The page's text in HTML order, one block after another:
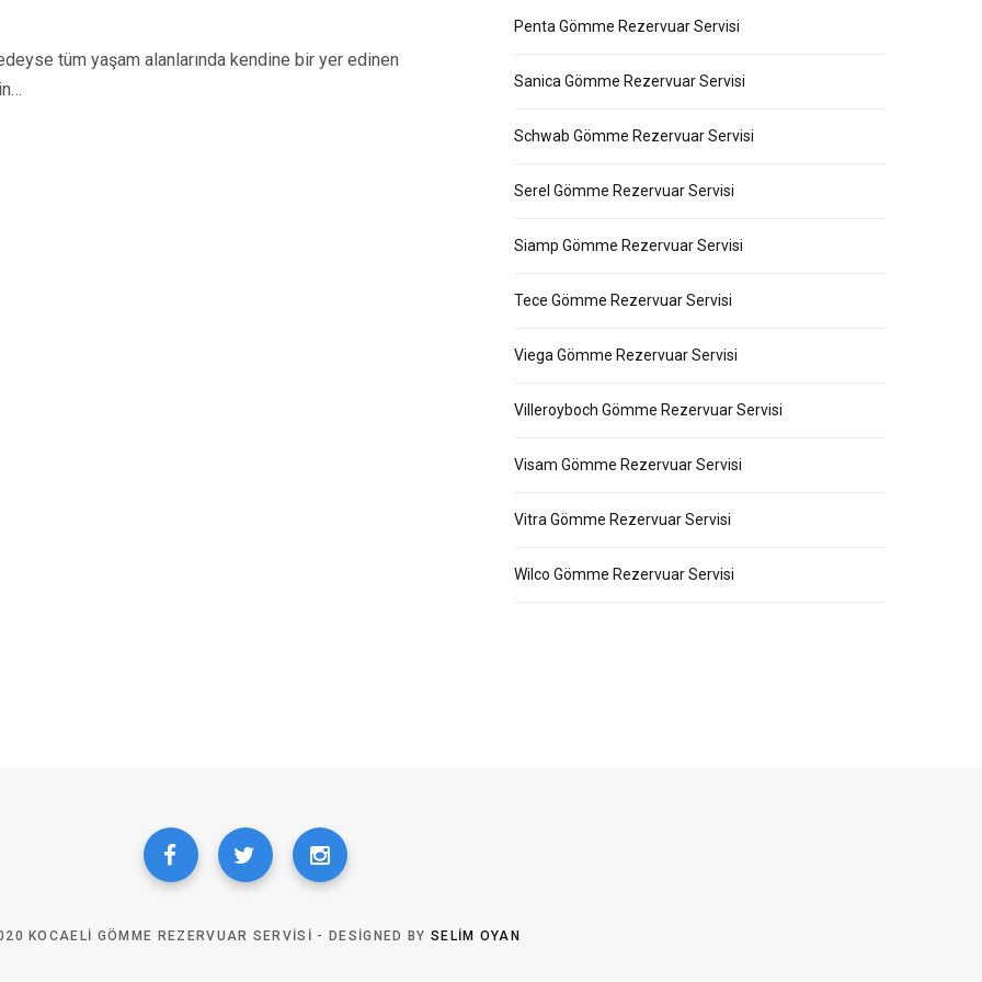
tüm yaşam alanlarında kendine bir yer edinen
Penta Gömme Rezervuar Servisi
Sanica Gömme Rezervuar Servisi
Schwab Gömme Rezervuar Servisi
Serel Gömme Rezervuar Servisi
Siamp Gömme Rezervuar Servisi
Tece Gömme Rezervuar Servisi
Viega Gömme Rezervuar Servisi
Villeroyboch Gömme Rezervuar Servisi
Visam Gömme Rezervuar Servisi
Vitra Gömme Rezervuar Servisi
Wilco Gömme Rezervuar Servisi
KOCAELI GÖMME REZERVUAR SERVISI - DESIGNED BY SELIM OYAN